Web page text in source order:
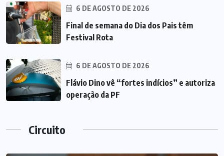
6 DE AGOSTO DE 2026
Final de semana do Dia dos Pais têm
Festival Rota
6 DE AGOSTO DE 2026
Flávio Dino vê “fortes indícios” e autoriza
operação da PF
Circuito